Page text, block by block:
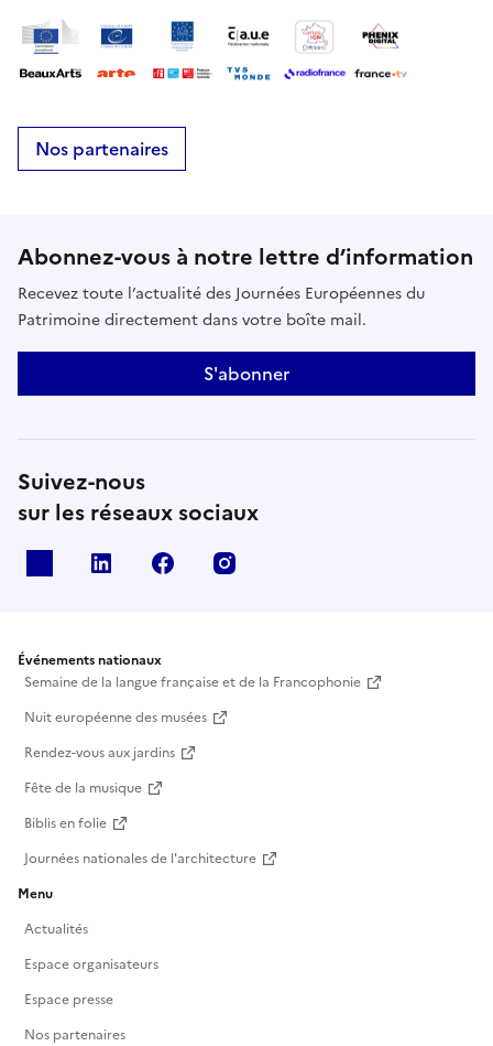
Nos partenaires
Abonnez-vous à notre lettre d’information
Recevez toute l’actualité des Journées Européennes du
Patrimoine directement dans votre boîte mail.
S'abonner
Suivez-nous
sur les réseaux sociaux
Linkedin Facebook
Événements nationaux
Semaine de la langue française et de la Francophonie
Nuit européenne des musées
Rendez-vous aux jardins
Fête de la musique
Biblis en folie
Journées nationales de l'architecture
Menu
Actualités
Espace organisateurs
Espace presse
Nos partenaires